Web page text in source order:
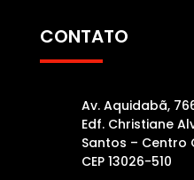
CONTATO
Av. Aquidabã,
Edf. Christiane
Santos – Centro
CEP 13026-510